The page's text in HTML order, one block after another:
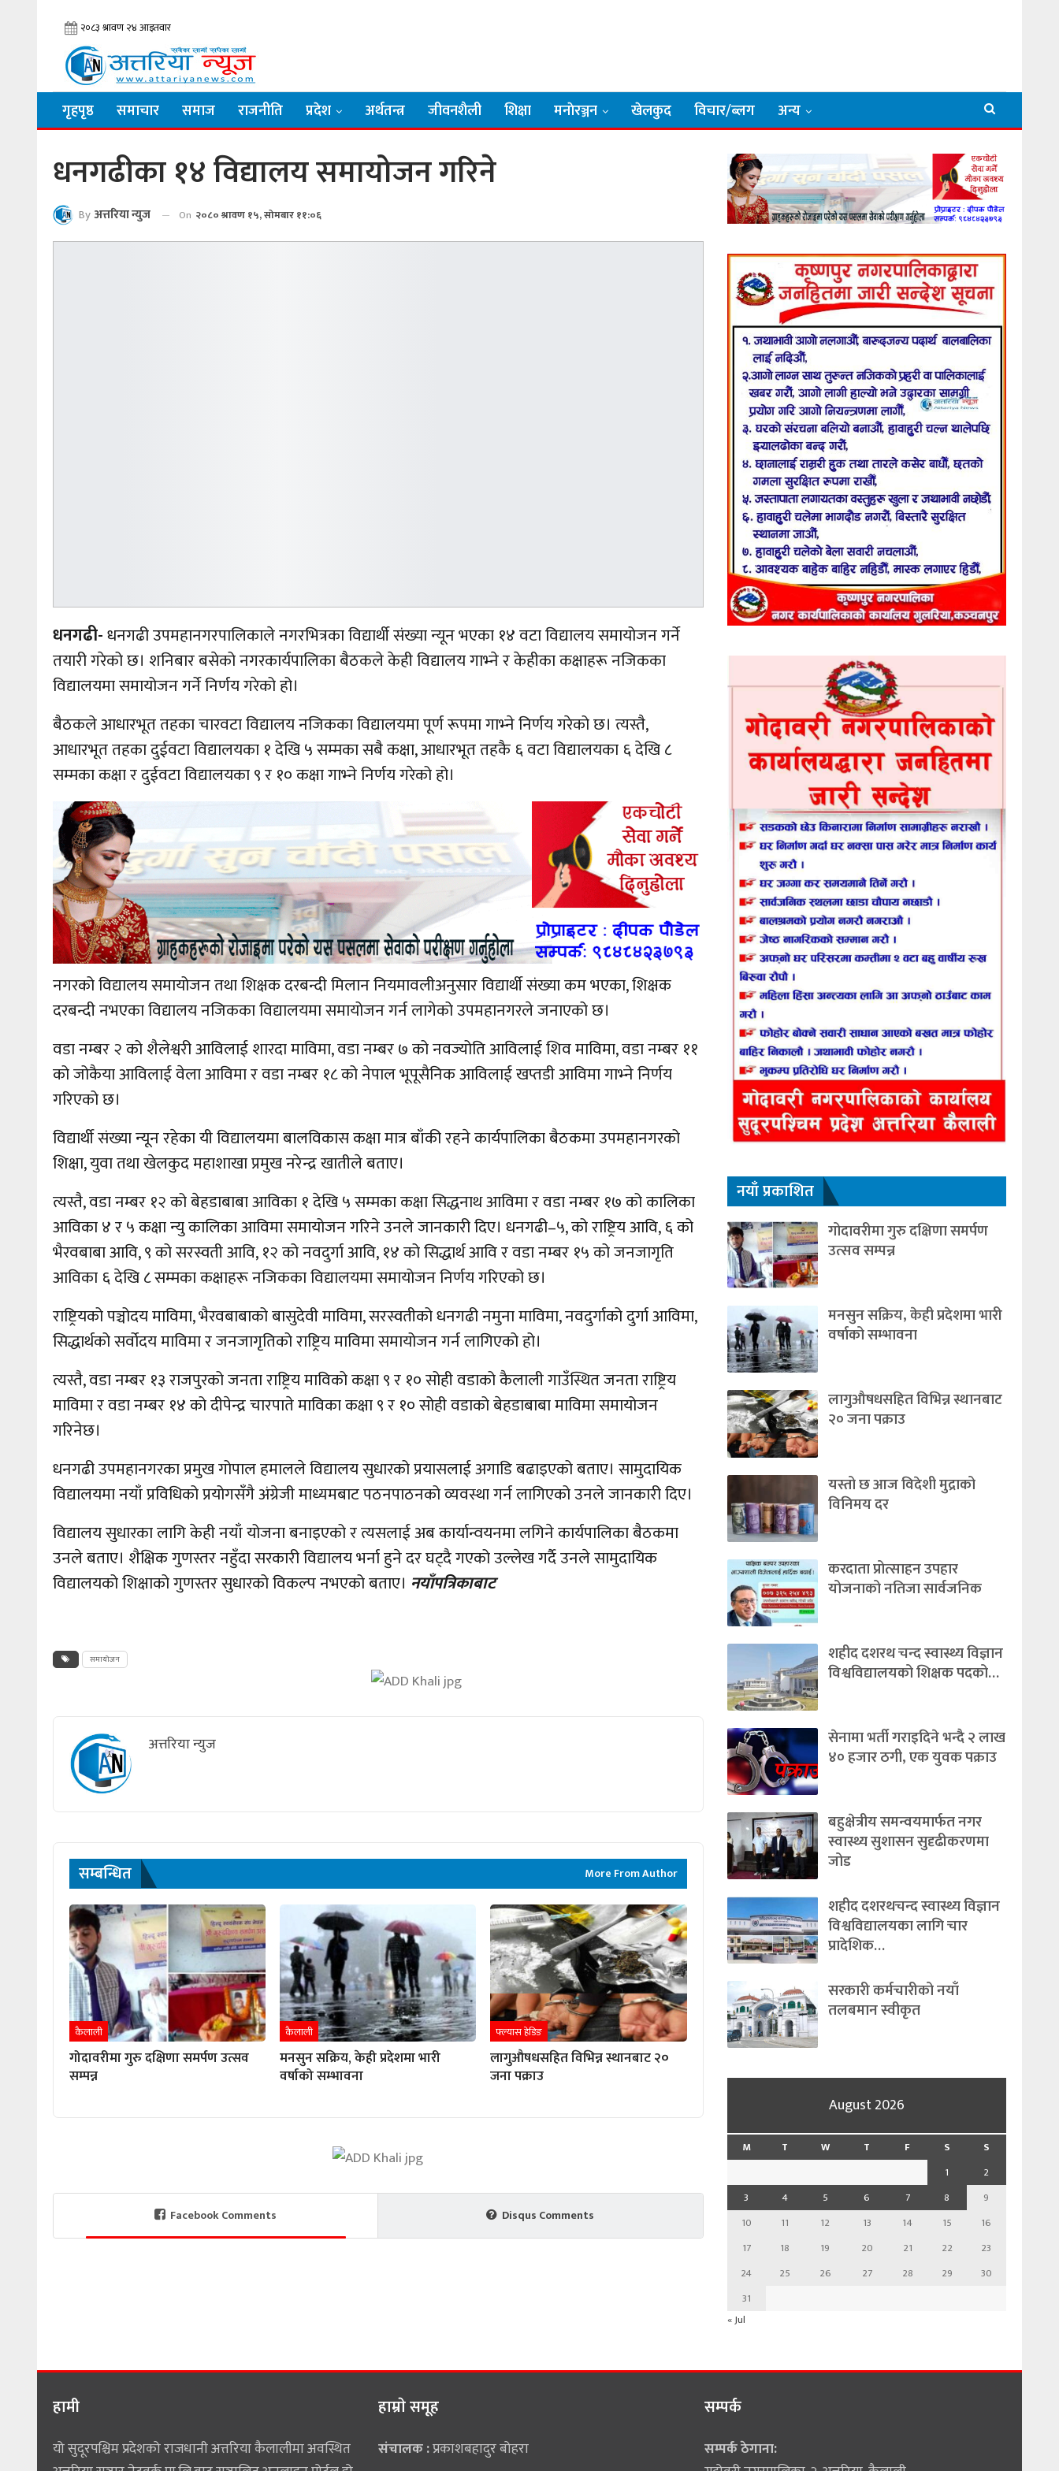
गृहपृष्ठ समाचार समाज राजनीति प्रदेश अर्थतन्त्र जीवनशैली शिक्षा मनाेरञ्जन खेलकुद विचार/ब्लग अन्य
धनगढीका १४ विद्यालय समायोजन गरिने
By अत्तरिया न्युज On २०८० श्रावण १५, सोमबार ११:०६
धनगढी-धनगढी उपमहानगरपालिकाले नगरभित्रका विद्यार्थी संख्या न्यून भएका १४ वटा विद्यालय समायोजन गर्ने
तयारी गरेको छ। शनिबार बसेको नगरकार्यपालिका बैठकले केही विद्यालय गाभ्ने र केहीका कक्षाहरू नजिकका
विद्यालयमा समायोजन गर्ने निर्णय गरेको हो।
बैठकले आधारभूत तहका चारवटा विद्यालय नजिकका विद्यालयमा पूर्ण रूपमा गाभ्ने निर्णय गरेको छ। त्यस्तै,
आधारभूत तहका दुईवटा विद्यालयका १ देखि ५ सम्मका सबै कक्षा, आधारभूत तहकै ६ वटा विद्यालयका ६ देखि ८
सम्मका कक्षा र दुईवटा विद्यालयका ९ र १० कक्षा गाभ्ने निर्णय गरेको हो।
नगरको विद्यालय समायोजन तथा शिक्षक दरबन्दी मिलान नियमावलीअनुसार विद्यार्थी संख्या कम भएका, शिक्षक
दरबन्दी नभएका विद्यालय नजिकका विद्यालयमा समायोजन गर्न लागेको उपमहानगरले जनाएको छ।
वडा नम्बर २ को शैलेश्वरी आविलाई शारदा माविमा, वडा नम्बर ७ को नवज्योति आविलाई शिव माविमा, वडा नम्बर ११
को जोकैया आविलाई वेला आविमा र वडा नम्बर १८ को नेपाल भूपूसैनिक आविलाई खप्तडी आविमा गाभ्ने निर्णय
गरिएको छ।
विद्यार्थी संख्या न्यून रहेका यी विद्यालयमा बालविकास कक्षा मात्र बाँकी रहने कार्यपालिका बैठकमा उपमहानगरको
शिक्षा, युवा तथा खेलकुद महाशाखा प्रमुख नरेन्द्र खातीले बताए।
त्यस्तै, वडा नम्बर १२ को बेहडाबाबा आविका १ देखि ५ सम्मका कक्षा सिद्धनाथ आविमा र वडा नम्बर १७ को कालिका
आविका ४ र ५ कक्षा न्यु कालिका आविमा समायोजन गरिने उनले जानकारी दिए। धनगढी–५, को राष्ट्रिय आवि, ६ को
भैरवबाबा आवि, ९ को सरस्वती आवि, १२ को नवदुर्गा आवि, १४ को सिद्धार्थ आवि र वडा नम्बर १५ को जनजागृति
आविका ६ देखि ८ सम्मका कक्षाहरू नजिकका विद्यालयमा समायोजन निर्णय गरिएको छ।
राष्ट्रियको पञ्चोदय माविमा, भैरवबाबाको बासुदेवी माविमा, सरस्वतीको धनगढी नमुना माविमा, नवदुर्गाको दुर्गा आविमा,
सिद्धार्थको सर्वोदय माविमा र जनजागृतिको राष्ट्रिय माविमा समायोजन गर्न लागिएको हो।
त्यस्तै, वडा नम्बर १३ राजपुरको जनता राष्ट्रिय माविको कक्षा ९ र १० सोही वडाको कैलाली गाउँस्थित जनता राष्ट्रिय
माविमा र वडा नम्बर १४ को दीपेन्द्र चारपाते माविका कक्षा ९ र १० सोही वडाको बेहडाबाबा माविमा समायोजन
गरिनेछ।
धनगढी उपमहानगरका प्रमुख गोपाल हमालले विद्यालय सुधारको प्रयासलाई अगाडि बढाइएको बताए। सामुदायिक
विद्यालयमा नयाँ प्रविधिको प्रयोगसँगै अंग्रेजी माध्यमबाट पठनपाठनको व्यवस्था गर्न लागिएको उनले जानकारी दिए।
विद्यालय सुधारका लागि केही नयाँ योजना बनाइएको र त्यसलाई अब कार्यान्वयनमा लगिने कार्यपालिका बैठकमा
उनले बताए। शैक्षिक गुणस्तर नहुँदा सरकारी विद्यालय भर्ना हुने दर घट्दै गएको उल्लेख गर्दै उनले सामुदायिक
विद्यालयको शिक्षाको गुणस्तर सुधारको विकल्प नभएको बताए। नयाँपत्रिकाबाट
समायोजन
अत्तरिया न्युज
सम्बन्धित More From Author
कैलाली
गोदावरीमा गुरु दक्षिणा समर्पण उत्सव
सम्पन्न
कैलाली
मनसुन सक्रिय, केही प्रदेशमा भारी
वर्षाको सम्भावना
फ्ल्यास हेडिङ
लागुऔषधसहित विभिन्न स्थानबाट २०
जना पक्राउ
Facebook Comments Disqus Comments
नयाँ प्रकाशित
गोदावरीमा गुरु दक्षिणा समर्पण
उत्सव सम्पन्न
मनसुन सक्रिय, केही प्रदेशमा भारी
वर्षाको सम्भावना
लागुऔषधसहित विभिन्न स्थानबाट
२० जना पक्राउ
यस्तो छ आज विदेशी मुद्राको
विनिमय दर
करदाता प्रोत्साहन उपहार
योजनाको नतिजा सार्वजनिक
शहीद दशरथ चन्द स्वास्थ्य विज्ञान
विश्वविद्यालयको शिक्षक पदको…
सेनामा भर्ती गराइदिने भन्दै २ लाख
४० हजार ठगी, एक युवक पक्राउ
बहुक्षेत्रीय समन्वयमार्फत नगर
स्वास्थ्य सुशासन सुदृढीकरणमा
जोड
शहीद दशरथचन्द स्वास्थ्य विज्ञान
विश्वविद्यालयका लागि चार
प्रादेशिक…
सरकारी कर्मचारीको नयाँ
तलबमान स्वीकृत
August 2026
M T W T F S
S
1
2
3
4 5 6 7 8
9
10
11 12 13 14 15
16
17
18 19 20 21 22
23
24
25 26 27 28 29
30
31
« Jul
हामी
यो सुदूरपश्चिम प्रदेशको राजधानी अत्तरिया कैलालीमा अवस्थित
हाम्राे समूह
संचालक :प्रकाशबहादुर बोहरा
सम्पर्क
सम्पर्क ठेगाना: